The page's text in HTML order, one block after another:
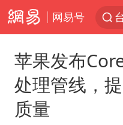
网易号
苹果发布
处理管线，
质量